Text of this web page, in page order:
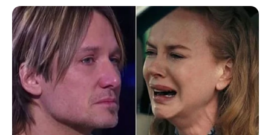
Anti Mainstream, 10 Cara
Membawa Barang Belanjaan
Versi Warga Thailand